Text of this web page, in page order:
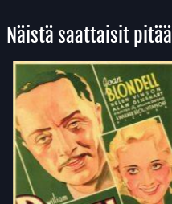
Näistä saattaisit pitää